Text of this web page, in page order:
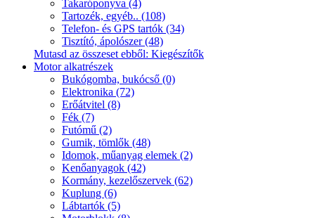
Takaróponyva (4)
Tartozék, egyéb.. (108)
Telefon- és GPS tartók (34)
Tisztító, ápolószer (48)
Mutasd az összeset ebből: Kiegészítők
Motor alkatrészek
Bukógomba, bukócső (0)
Elektronika (72)
Erőátvitel (8)
Fék (7)
Futómű (2)
Gumik, tömlők (48)
Idomok, műanyag elemek (2)
Kenőanyagok (42)
Kormány, kezelőszervek (62)
Kuplung (6)
Lábtartók (5)